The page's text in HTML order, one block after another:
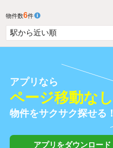
物件数6件
アプリなら
ページ移動なし
物件をサクサク探せる！
アプリをダウンロード